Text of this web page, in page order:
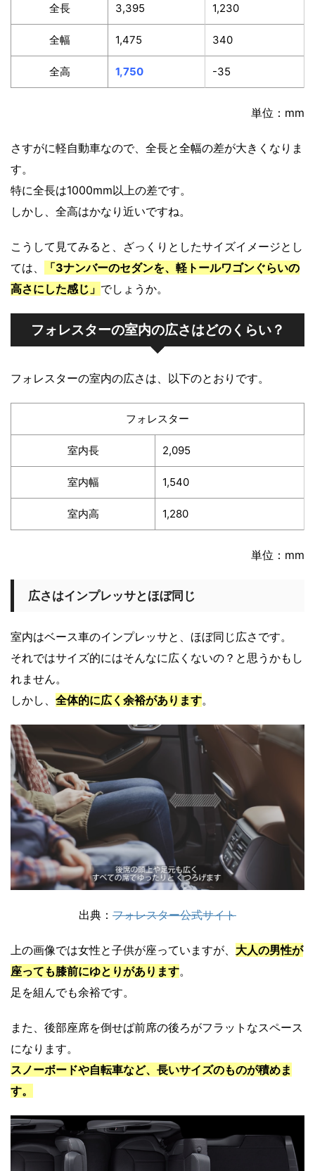
全長 3,395 1,230
全幅 1,475 340
全高 1,750 -35
単位：mm
さすがに軽自動車なので、全長と全幅の差が大きくなりま
す。
特に全長は1000mm以上の差です。
しかし、全高はかなり近いですね。
こうして見てみると、ざっくりとしたサイズイメージとし
ては、
「3ナンバーのセダンを、軽トールワゴンぐらいの
高さにした感じ」 でしょうか。
フォレスターの室内の広さはどのくらい？
フォレスターの室内の広さは、以下のとおりです。
フォレスター
室内長 2,095
室内幅 1,540
室内高 1,280
単位：mm
広さはインプレッサとほぼ同じ
室内はベース車のインプレッサと、ほぼ同じ広さです。
それではサイズ的にはそんなに広くないの？と思うかもし
れません。
しかし、 全体的に広く余裕があります。
出典： フォレスター公式サイト
上の画像では女性と子供が座っていますが、 大人の男性が
座っても膝前にゆとりがあります。
足を組んでも余裕です。
また、後部座席を倒せば前席の後ろがフラットなスペース
になります。
スノーボードや自転車など、長いサイズのものが積めま
す。